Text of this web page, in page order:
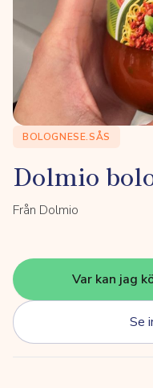
BOLOGNESE.SÅS
Dolmio
Från Dolmio
Var kan jag
Se